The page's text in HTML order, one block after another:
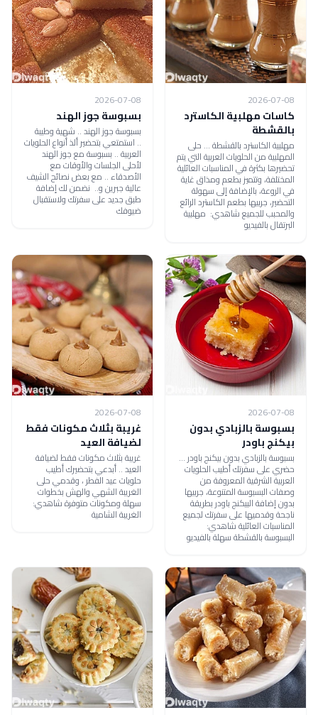
2026-07-08
كاسات مهلبية الكاسترد
بالقشطة
مهلبية الكاسترد بالقشطة ... حلى
المهلبية من الحلويات العربية التي يتم
تحضيرها بكثرة في المناسبات العائلية
المختلفة، وتتميز بطعم ومذاق غاية
في الروعة، بالإضافة إلى سهولة
التحضير، جربيها بطعم الكاسترد الرائع
والمحبب للجميع شاهدي: مهلبية
البرتقال بالفيديو
2026-07-08
بسبوسة جوز الهند
بسبوسة جوز الهند .. شهية وطيبة
.. استمتعي بتحضير ألذ أنواع الحلويات
العربية .. بسبوسة مع جوز الهند
لأحلى الجلسات والأوقات مع
الأصدقاء .. مع بعض نصائح الشيف
عالية جبرين و.. نضمن لك إضافة
طبق جديد على سفرتك ولاستقبال
ضيوفك
2026-07-08
بسبوسة بالزبادي بدون
بيكنج باودر
بسبوسة بالزبادي بدون بيكنج باودر ...
حضري على سفرتك أطيب الحلويات
العربية الشرقية المعروفة من
وصفات البسبوسة المتنوعة، جربيها
بدون إضافة البيكنج باودر بطريقة
ناجحة وقدميها على سفرتك لجميع
المناسبات العائلية شاهدي:
البسبوسة بالقشطة سهلة بالفيديو
2026-07-08
غريبة بثلاث مكونات فقط
لضيافة العيد
غريبة بثلاث مكونات فقط لضيافة
العيد .. أبدعي بتحضيرك أطيب
حلويات عيد الفطر ، وقدمي حلى
الغريبة الشهي والهش بخطوات
سهلة ومكونات متوفرة شاهدي:
الغريبة الشامية